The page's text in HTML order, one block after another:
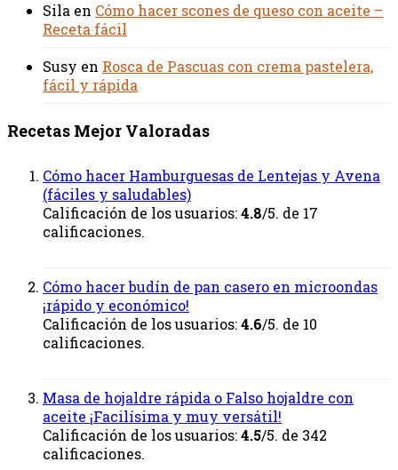
Sila en Cómo hacer scones de queso con aceite –
Receta fácil
Susy en Rosca de Pascuas con crema pastelera,
fácil y rápida
Recetas Mejor Valoradas
Cómo hacer Hamburguesas de Lentejas y Avena
(fáciles y saludables)
Calificación de los usuarios:4.8/5. de 17
calificaciones.
Cómo hacer budín de pan casero en microondas
¡rápido y económico!
Calificación de los usuarios:4.6/5. de 10
calificaciones.
Masa de hojaldre rápida o Falso hojaldre con
aceite ¡Facilísima y muy versátil!
Calificación de los usuarios:4.5/5. de 342
calificaciones.